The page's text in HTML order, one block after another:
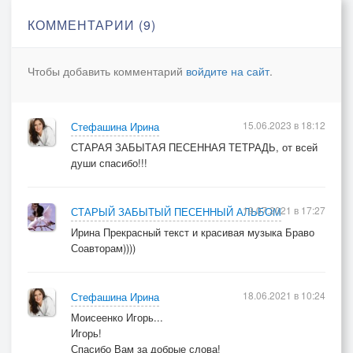
КОММЕНТАРИИ (9)
Чтобы добавить комментарий войдите на сайт.
Стефашина Ирина
СТАРАЯ ЗАБЫТАЯ ПЕСЕННАЯ ТЕТРАДЬ, от всей
души спасибо!!!
15.06.2023 в 18:12
СТАРЫЙ ЗАБЫТЫЙ ПЕСЕННЫЙ АЛЬБОМ
Ирина Прекрасный текст и красивая музыка Браво
Соавторам))))
19.07.2021 в 17:27
Стефашина Ирина
Моисеенко Игорь...
Игорь!
Спасибо Вам за добрые слова!
18.06.2021 в 10:24